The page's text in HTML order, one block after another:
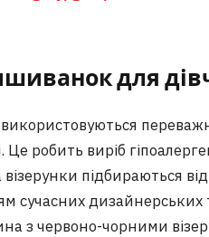
для
Це робить виріб
підбираються
сучасних
з червоно-чорними